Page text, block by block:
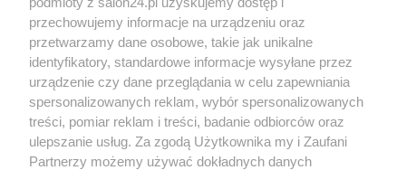
też mogłoby mieć roszczenia.
No i zostaje wnuk Zygmunt Frankel, który ani
słowem w swoich raczej szczegółowych
„Dziennikach Syberyjskich” nie wspomina o
„rafinerii dziadka Mosesa”.
przechowujemy informacje na urządzeniu oraz
przetwarzamy dane osobowe, takie jak unikalne
identyfikatory, standardowe informacje wysyłane przez
urządzenie czy dane przeglądania w celu zapewniania
spersonalizowanych reklam, wybór spersonalizowanych
treści, pomiar reklam i treści, badanie odbiorców oraz
ulepszanie usług. Za zgodą Użytkownika my i Zaufani
Partnerzy możemy używać dokładnych danych